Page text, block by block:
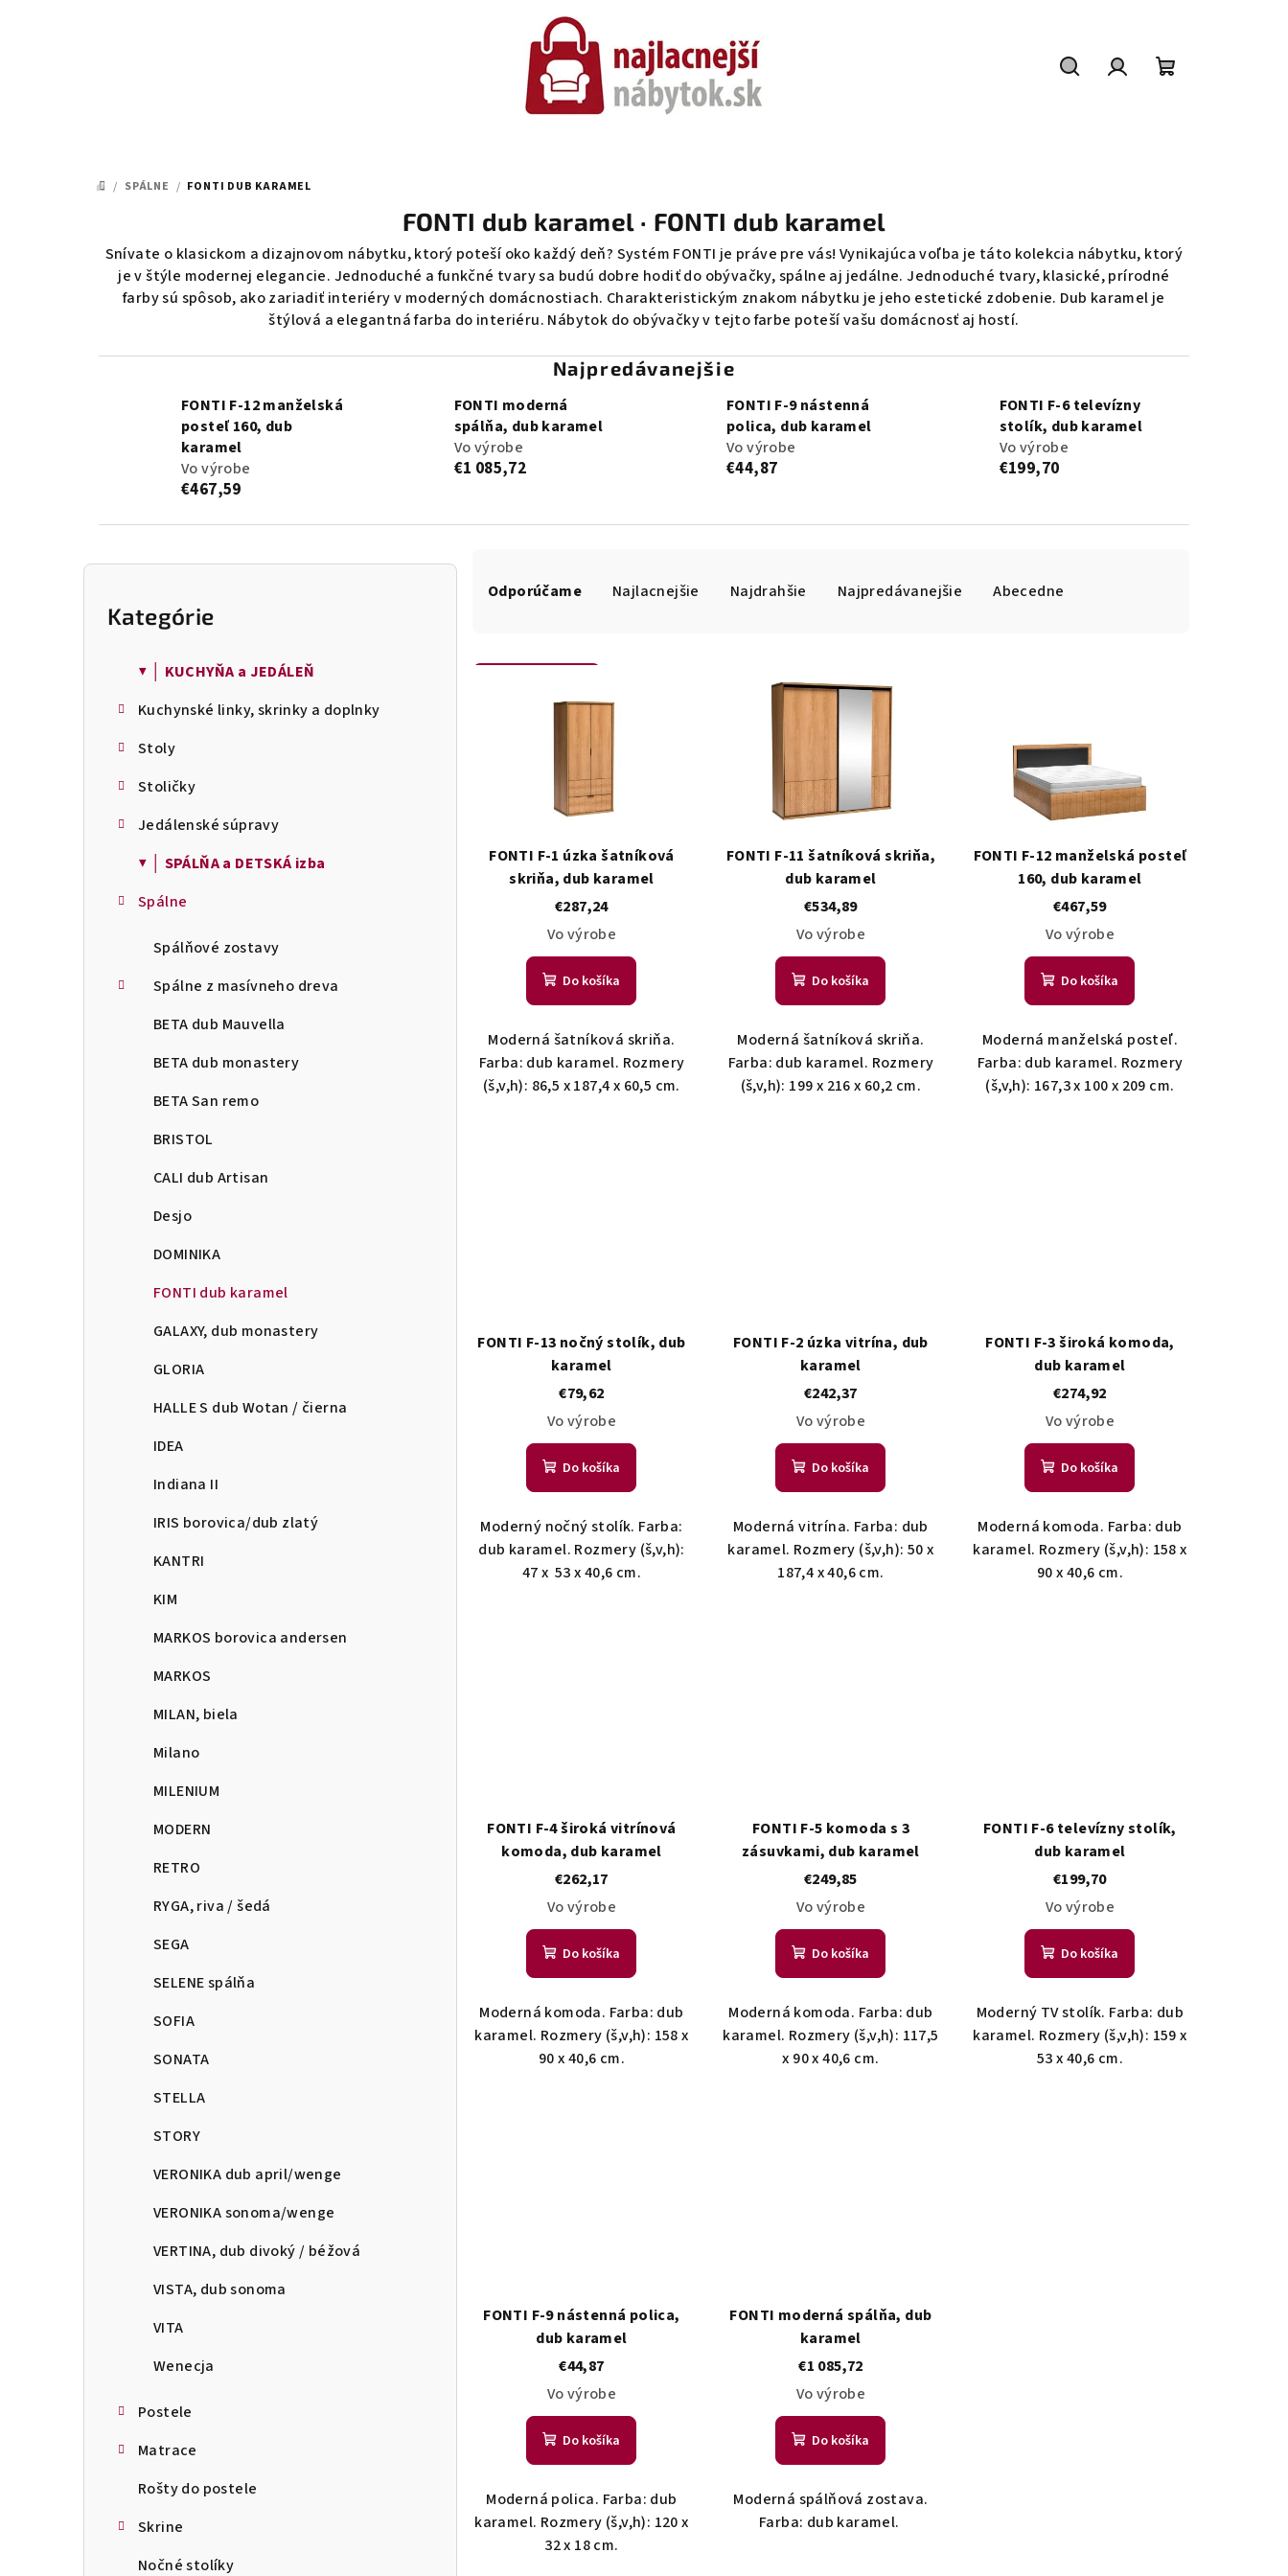
DOMOV
/ SPÁLNE / FONTI DUB KARAMEL
FONTI dub karamel · FONTI dub karamel
Snívate o klasickom a dizajnovom nábytku, ktorý poteší oko každý deň? Systém FONTI je práve pre vás! Vynikajúca voľba je táto kolekcia nábytku, ktorý
je v štýle modernej elegancie. Jednoduché a funkčné tvary sa budú dobre hodiť do obývačky, spálne aj jedálne. Jednoduché tvary, klasické, prírodné
farby sú spôsob, ako zariadiť interiéry v moderných domácnostiach. Charakteristickým znakom nábytku je jeho estetické zdobenie. Dub karamel je
štýlová a elegantná farba do interiéru. Nábytok do obývačky v tejto farbe poteší vašu domácnosť aj hostí.
Najpredávanejšie
FONTI F-12 manželská
posteľ 160, dub
karamel
Vo výrobe
€467,59
FONTI moderná
spálňa, dub karamel
Vo výrobe
€1 085,72
FONTI F-9 nástenná
polica, dub karamel
Vo výrobe
€44,87
FONTI F-6 televízny
stolík, dub karamel
Vo výrobe
€199,70
B
Preskočiť
kategórie
Kategórie
▼ │ KUCHYŇA a JEDÁLEŇ
Kuchynské linky, skrinky a doplnky
Stoly
Stoličky
Jedálenské súpravy
▼ │ SPÁLŇA a DETSKÁ izba
Spálne
Spálňové zostavy
Spálne z masívneho dreva
BETA dub Mauvella
BETA dub monastery
BETA San remo
BRISTOL
CALI dub Artisan
Desjo
DOMINIKA
FONTI dub karamel
GALAXY, dub monastery
GLORIA
HALLE S dub Wotan / čierna
IDEA
Indiana II
IRIS borovica/dub zlatý
KANTRI
KIM
MARKOS borovica andersen
MARKOS
MILAN, biela
Milano
MILENIUM
MODERN
RETRO
RYGA, riva / šedá
SEGA
SELENE spálňa
SOFIA
SONATA
STELLA
STORY
VERONIKA dub april/wenge
VERONIKA sonoma/wenge
VERTINA, dub divoký / béžová
VISTA, dub sonoma
VITA
Wenecja
Postele
Matrace
Rošty do postele
Skrine
Nočné stolíky
Odporúčame Najlacnejšie Najdrahšie Najpredávanejšie Abecedne
FONTI F-1 úzka šatníková
skriňa, dub karamel
€287,24
Vo výrobe
Do košíka
Moderná šatníková skriňa.
Farba: dub karamel. Rozmery
(š,v,h): 86,5 x 187,4 x 60,5 cm.
FONTI F-11 šatníková skriňa,
dub karamel
€534,89
Vo výrobe
Do košíka
Moderná šatníková skriňa.
Farba: dub karamel. Rozmery
(š,v,h): 199 x 216 x 60,2 cm.
FONTI F-12 manželská posteľ
160, dub karamel
€467,59
Vo výrobe
Do košíka
Moderná manželská posteľ.
Farba: dub karamel. Rozmery
(š,v,h): 167,3 x 100 x 209 cm.
FONTI F-13 nočný stolík, dub
karamel
€79,62
Vo výrobe
Do košíka
Moderný nočný stolík. Farba:
dub karamel. Rozmery (š,v,h):
47 x 53 x 40,6 cm.
FONTI F-2 úzka vitrína, dub
karamel
€242,37
Vo výrobe
Do košíka
Moderná vitrína. Farba: dub
karamel. Rozmery (š,v,h): 50 x
187,4 x 40,6 cm.
FONTI F-3 široká komoda,
dub karamel
€274,92
Vo výrobe
Do košíka
Moderná komoda. Farba: dub
karamel. Rozmery (š,v,h): 158 x
90 x 40,6 cm.
FONTI F-4 široká vitrínová
komoda, dub karamel
€262,17
Vo výrobe
Do košíka
Moderná komoda. Farba: dub
karamel. Rozmery (š,v,h): 158 x
90 x 40,6 cm.
FONTI F-5 komoda s 3
zásuvkami, dub karamel
€249,85
Vo výrobe
Do košíka
Moderná komoda. Farba: dub
karamel. Rozmery (š,v,h): 117,5
x 90 x 40,6 cm.
FONTI F-6 televízny stolík,
dub karamel
€199,70
Vo výrobe
Do košíka
Moderný TV stolík. Farba: dub
karamel. Rozmery (š,v,h): 159 x
53 x 40,6 cm.
FONTI F-9 nástenná polica,
dub karamel
€44,87
Vo výrobe
Do košíka
Moderná polica. Farba: dub
karamel. Rozmery (š,v,h): 120 x
32 x 18 cm.
FONTI moderná spálňa, dub
karamel
€1 085,72
Vo výrobe
Do košíka
Moderná spálňová zostava.
Farba: dub karamel.